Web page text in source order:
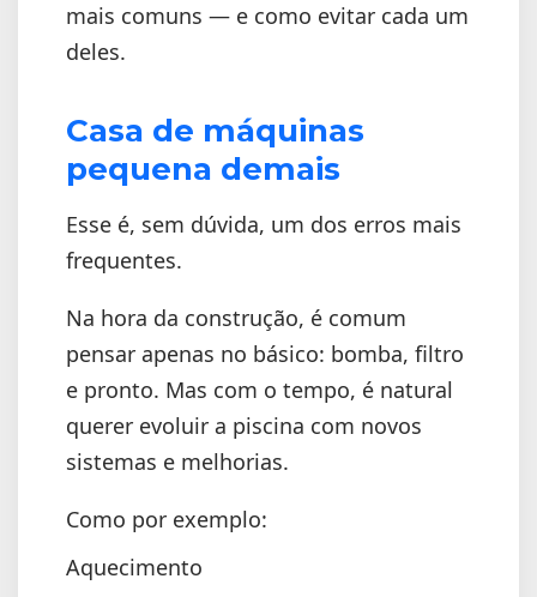
mais comuns — e como evitar cada um
deles.
Casa de máquinas
pequena demais
Esse é, sem dúvida, um dos erros mais
frequentes.
Na hora da construção, é comum
pensar apenas no básico: bomba, filtro
e pronto. Mas com o tempo, é natural
querer evoluir a piscina com novos
sistemas e melhorias.
Como por exemplo:
Aquecimento